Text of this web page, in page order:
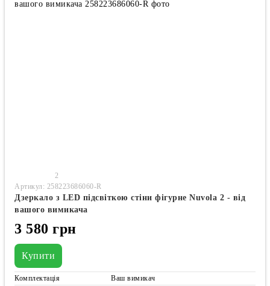
2
Артикул: 258223686060-R
Дзеркало з LED підсвіткою стіни фігурне Nuvola 2 - від
вашого вимикача
3 580 грн
Купити
Комплектація Ваш вимикач